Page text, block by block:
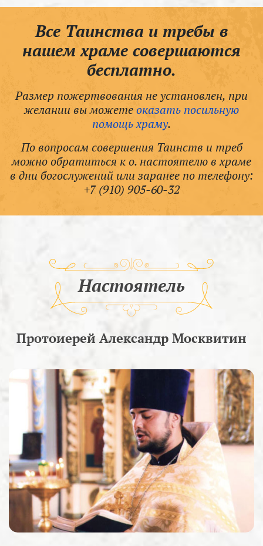
Все Таинства и требы в
нашем храме совершаются
бесплатно.
Размер пожертвования не установлен, при
желании вы можетеоказать посильную
помощь храму.
По вопросам совершения Таинств и треб
можно обратиться к о. настоятелю в храме
в дни богослужений или заранее по телефону:
+7 (910) 905-60-32
Настоятель
Протоиерей Александр Москвитин